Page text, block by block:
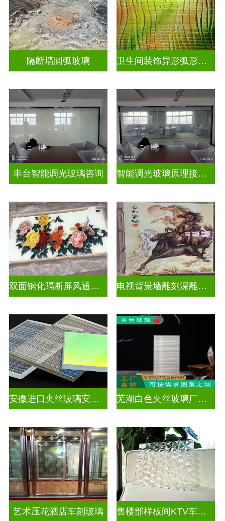
隔断墙圆弧玻璃 卫生间装饰异形弧形玻璃
丰台智能调光玻璃咨询 智能调光玻璃原理接线图片
双面钢化隔断屏风通电深雕浮雕玻璃 电视背景墙雕刻深雕玻璃
安徽进口夹丝玻璃安装电话 芜湖白色夹丝玻璃厂家在哪里
艺术压花酒店车刻玻璃 售楼部样板间KTV车刻玻璃